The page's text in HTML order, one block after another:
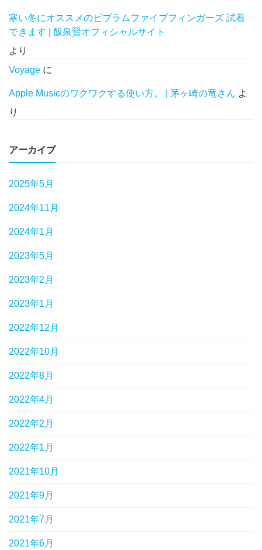
寒い冬にオススメのビブラムファイブフィンガーズ 試着
できます | 飯泉賢オフィシャルサイト
より
Voyage に
Apple Musicのワクワクする使い方。 | 茅ヶ崎の竜さん よ
り
アーカイブ
2025年5月
2024年11月
2024年1月
2023年5月
2023年2月
2023年1月
2022年12月
2022年10月
2022年8月
2022年4月
2022年2月
2022年1月
2021年10月
2021年9月
2021年7月
2021年6月